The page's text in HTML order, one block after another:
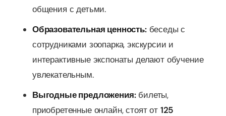
общения с детьми.
Образовательная ценность:беседы с
сотрудниками зоопарка, экскурсии и
интерактивные экспонаты делают обучение
увлекательным.
Выгодные предложения:билеты,
приобретенные онлайн, стоят от 125